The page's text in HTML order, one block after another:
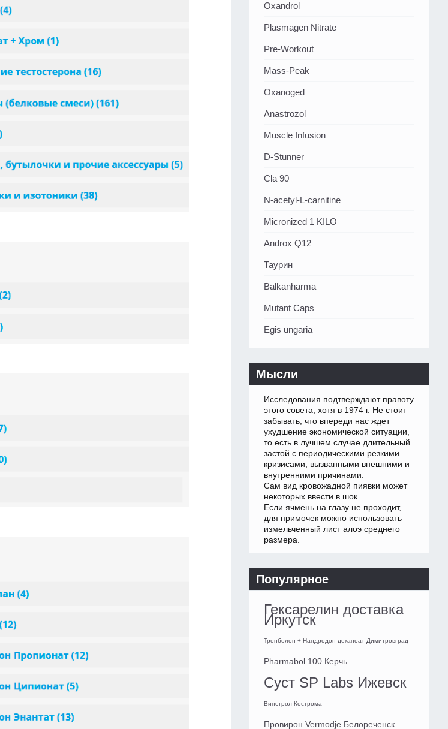
Oxandrol
Plasmagen Nitrate
Pre-Workout
Mass-Peak
Oxanoged
Аnastrozol
Muscle Infusion
D-Stunner
Cla 90
N-acetyl-L-carnitine
Micronized 1 KILO
Androx Q12
Таурин
Balkanharma
Mutant Caps
Egis ungaria
Мысли
Исследования подтверждают правоту
этого совета, хотя в 1974 г. Не стоит
забывать, что впереди нас ждет
ухудшение экономической ситуации,
то есть в лучшем случае длительный
застой с периодическими резкими
кризисами, вызванными внешними и
внутренними причинами.
Сам вид кровожадной пиявки может
некоторых ввести в шок.
Если ячмень на глазу не проходит,
для примочек можно использовать
измельченный лист алоэ среднего
размера.
Популярное
Гексарелин доставка
Иркутск
Тренболон + Нандродон деканоат Димитровград
Pharmabol 100 Керчь
Суст SP Labs Ижевск
Винстрол Кострома
Провирон Vermodje Белореченск